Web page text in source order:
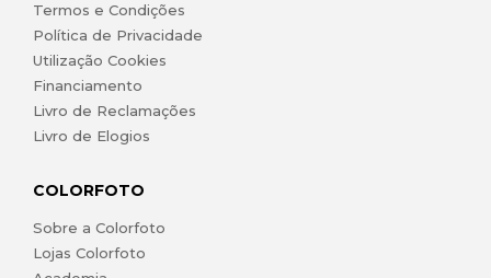
Termos e Condições
Política de Privacidade
Utilização Cookies
Financiamento
Livro de Reclamações
Livro de Elogios
COLORFOTO
Sobre a Colorfoto
Lojas Colorfoto